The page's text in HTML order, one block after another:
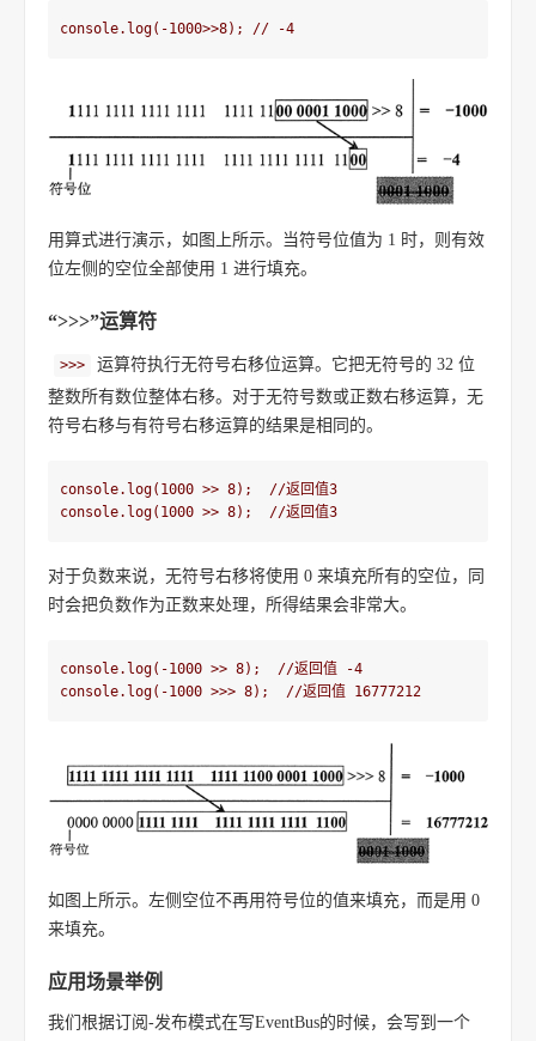
console.log(-1000>>8); // -4
用算式进行演示，如图上所示。当符号位值为 1 时，则有效
位左侧的空位全部使用 1 进行填充。
“>>>”运算符
>>>
运算符执行无符号右移位运算。它把无符号的 32 位
整数所有数位整体右移。对于无符号数或正数右移运算，无
符号右移与有符号右移运算的结果是相同的。
console.log(1000 >> 8);  //返回值3
console.log(1000 >> 8);  //返回值3
对于负数来说，无符号右移将使用 0 来填充所有的空位，同
时会把负数作为正数来处理，所得结果会非常大。
console.log(-1000 >> 8);  //返回值 -4
console.log(-1000 >>> 8);  //返回值 16777212
如图上所示。左侧空位不再用符号位的值来填充，而是用 0
来填充。
应用场景举例
我们根据订阅-发布模式在写EventBus的时候，会写到一个